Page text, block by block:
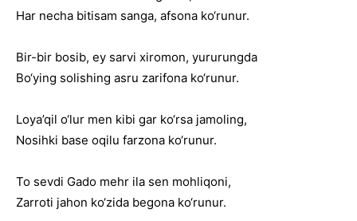
Har necha bitisam sanga, afsona ko‘runur.
Bir-bir bosib, ey sarvi xiromon, yururungda
Bo‘ying solishing asru zarifona ko‘runur.
Loya’qil o‘lur men kibi gar ko‘rsa jamoling,
Nosihki base oqilu farzona ko‘runur.
To sevdi Gado mehr ila sen mohliqoni,
Zarroti jahon ko‘zida begona ko‘runur.